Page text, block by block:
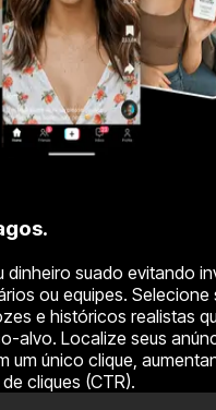
dinheiro suado evitando
ou equipes. Selecione
e históricos realistas
alvo. Localize seus
um único clique,
cliques (CTR).